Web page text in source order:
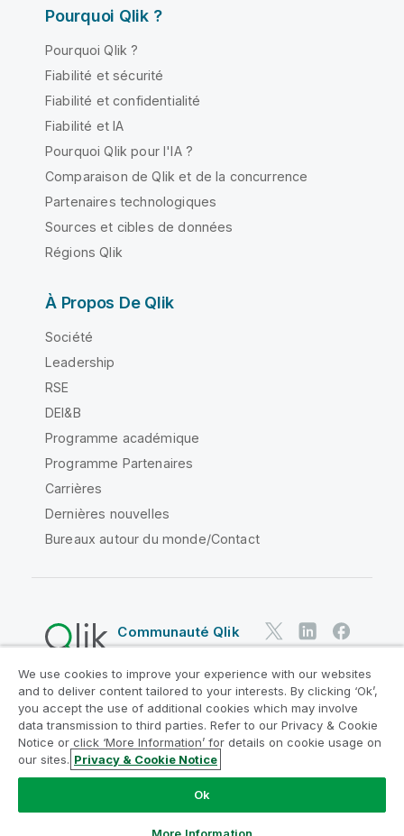
Pourquoi Qlik ?
Pourquoi Qlik ?
Fiabilité et sécurité
Fiabilité et confidentialité
Fiabilité et IA
Pourquoi Qlik pour l'IA ?
Comparaison de Qlik et de la concurrence
Partenaires technologiques
Sources et cibles de données
Régions Qlik
À Propos De Qlik
Société
Leadership
RSE
DEI&B
Programme académique
Programme Partenaires
Carrières
Dernières nouvelles
Bureaux autour du monde/Contact
Communauté Qlik
Contrats juridiques
Conditions d'utilisation des produits
Legal Policies
Conditions légales
Conditions d'utilisation
Marques
Do Not Share My Info
Copyright © 1993-2026 QlikTech International AB. Tous
We use cookies to improve your experience with our websites
and to deliver content tailored to your interests. By clicking ‘Ok’,
you accept the use of additional cookies which may involve
data transmission to third parties. Refer to our Privacy & Cookie
Notice or click ‘More Information’ for details on cookie usage on
our sites. Privacy & Cookie Notice
Ok